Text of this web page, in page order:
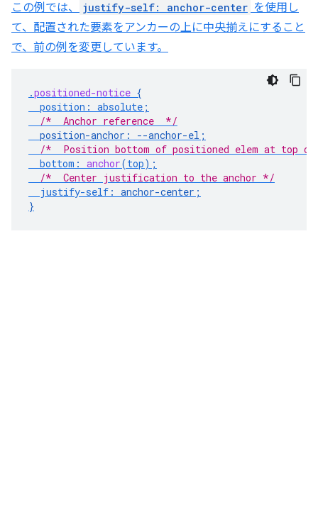
この例では、 justify-self: anchor-center を使用し
て、配置された要素をアンカーの上に中央揃えにすること
で、前の例を変更しています。
.positioned-notice {
position : absolute ;
/*  Anchor reference  */
position-anchor : --anchor-el ;
/*  Position bottom of positioned elem at top
bottom : anchor(top);
/*  Center justification to the anchor */
justify-self : anchor-center ;
}